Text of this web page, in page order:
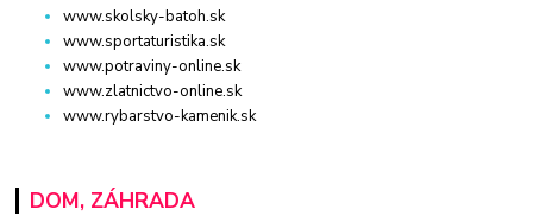
www.skolsky-batoh.sk
www.sportaturistika.sk
www.potraviny-online.sk
www.zlatnictvo-online.sk
www.rybarstvo-kamenik.sk
DOM, ZÁHRADA